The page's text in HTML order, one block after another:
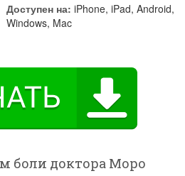
Доступен на: iPhone, iPad, Android,
Windows, Mac
боли доктора Моро